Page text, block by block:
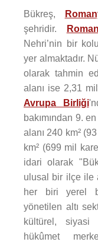
Bükreş,
şehridir.
Nehri’nin bir
yer almaktadır.
olarak tahmin
alanı ise 2,31
Avrupa Birliği
bakımından 9.
alanı 240 km²
km² (699 mil
idari olarak
ulusal bir ilçe ile
her biri yerel
yönetilen altı
kültürel, siyasi
hükûmet